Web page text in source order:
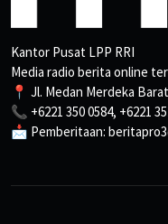
Kantor Pusat LPP RRI
Media radio berita online
📍 Jl. Medan Merdeka
📞 +6221 350 0584, +6221
📩 Pemberitaan: